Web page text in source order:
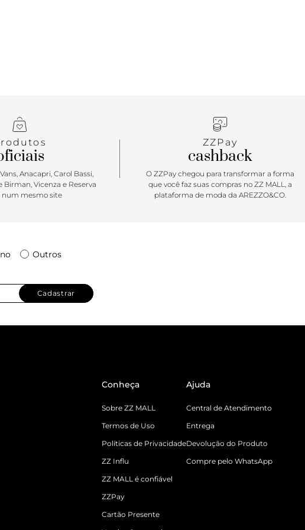
Anacapri, Carol Bassi,
Birman, Vicenza e Reserva
num mesmo site
ZZPay
cashback
O ZZPay chegou para transformar a forma
que você faz suas compras no ZZ MALL, a
plataforma de moda da AREZZO&CO.
Outros
Cadastrar
Conheça
Sobre ZZ MALL
Termos de Uso
Políticas de Privacidade
ZZ Influ
ZZ MALL é confiável
ZZPay
Cartão Presente
Ajuda
Central de Atendimento
Entrega
Devolução do Produto
Compre pelo WhatsApp